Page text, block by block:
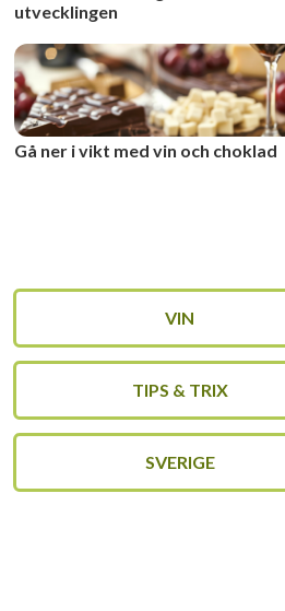
utvecklingen
Gå ner i vikt med vin och choklad
VIN
TIPS & TRIX
SVERIGE